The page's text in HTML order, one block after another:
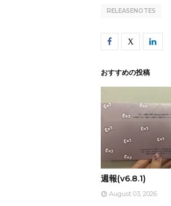
RELEASENOTES
おすすめの投稿
週報(v6.8.1)
August 03, 2026